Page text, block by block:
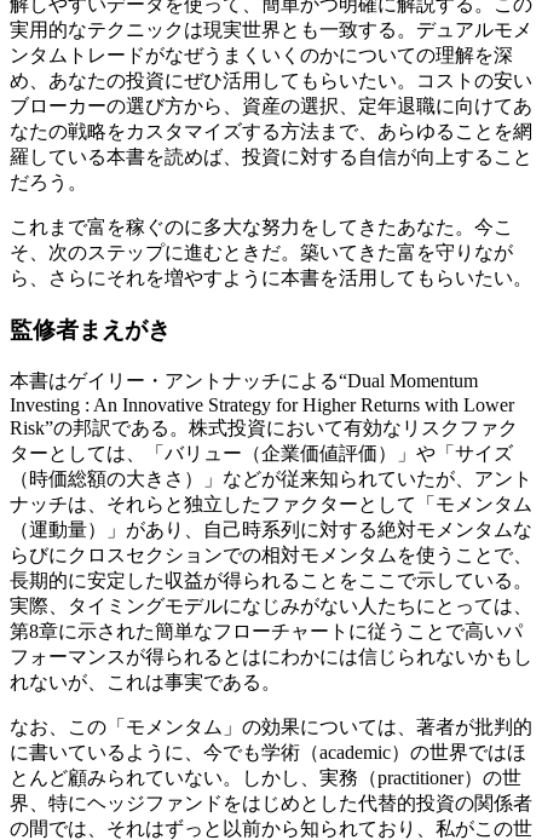
解しやすいデータを使って、簡単かつ明確に解説する。この
実用的なテクニックは現実世界とも一致する。デュアルモメ
ンタムトレードがなぜうまくいくのかについての理解を深
め、あなたの投資にぜひ活用してもらいたい。コストの安い
ブローカーの選び方から、資産の選択、定年退職に向けてあ
なたの戦略をカスタマイズする方法まで、あらゆることを網
羅している本書を読めば、投資に対する自信が向上すること
だろう。
これまで富を稼ぐのに多大な努力をしてきたあなた。今こ
そ、次のステップに進むときだ。築いてきた富を守りなが
ら、さらにそれを増やすように本書を活用してもらいたい。
監修者まえがき
本書はゲイリー・アントナッチによる“Dual Momentum
Investing : An Innovative Strategy for Higher Returns with Lower
Risk”の邦訳である。株式投資において有効なリスクファク
ターとしては、「バリュー（企業価値評価）」や「サイズ
（時価総額の大きさ）」などが従来知られていたが、アント
ナッチは、それらと独立したファクターとして「モメンタム
（運動量）」があり、自己時系列に対する絶対モメンタムな
らびにクロスセクションでの相対モメンタムを使うことで、
長期的に安定した収益が得られることをここで示している。
実際、タイミングモデルになじみがない人たちにとっては、
第8章に示された簡単なフローチャートに従うことで高いパ
フォーマンスが得られるとはにわかには信じられないかもし
れないが、これは事実である。
なお、この「モメンタム」の効果については、著者が批判的
に書いているように、今でも学術（academic）の世界ではほ
とんど顧みられていない。しかし、実務（practitioner）の世
界、特にヘッジファンドをはじめとした代替的投資の関係者
の間では、それはずっと以前から知られており、私がこの世